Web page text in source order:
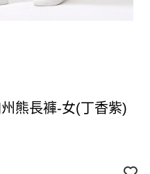
熊長褲-女(丁香紫)